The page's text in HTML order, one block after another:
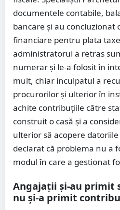
documentele contabile,
bancare și au concluzionat
financiare pentru plata
administratorul a retras
numerar și le-a folosit în
mult, chiar inculpatul a
procurorilor și ulterior în
achite contribuțiile către
construit o casă și a
ulterior să acopere
declarat că problema nu a
modul în care a gestionat
Angajații și-au primit
nu și-a primit